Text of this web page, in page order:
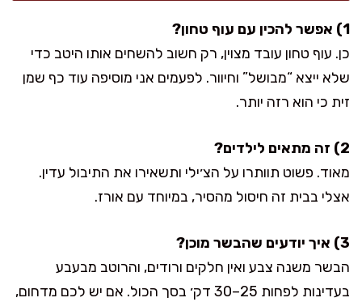
1) אפשר להכין עם עוף טחון?
כן. עוף טחון עובד מצוין, רק חשוב להשחים אותו היטב כדי
שלא ייצא “מבושל” וחיוור. לפעמים אני מוסיפה עוד כף שמן
זית כי הוא רזה יותר.
2) זה מתאים לילדים?
מאוד. פשוט תוותרו על הצ׳ילי ותשאירו את התיבול עדין.
אצלי בבית זה חיסול מהסיר, במיוחד עם אורז.
3) איך יודעים שהבשר מוכן?
הבשר משנה צבע ואין חלקים ורודים, והרוטב מבעבע
בעדינות לפחות 25–30 דק׳ בסך הכול. אם יש לכם מדחום,